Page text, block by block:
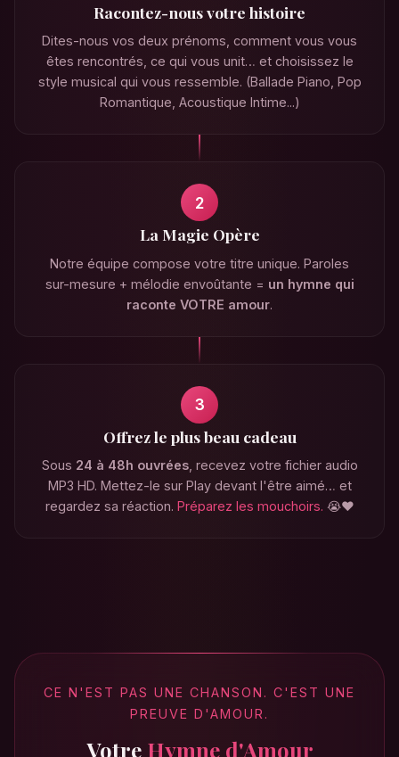
Racontez-nous votre histoire
Dites-nous vos deux prénoms, comment vous vous
êtes rencontrés, ce qui vous unit… et choisissez le
style musical qui vous ressemble. (Ballade Piano, Pop
Romantique, Acoustique Intime...)
2
La Magie Opère
Notre équipe compose votre titre unique. Paroles
sur-mesure + mélodie envoûtante = un hymne qui
raconte VOTRE amour.
3
Offrez le plus beau cadeau
Sous 24 à 48h ouvrées, recevez votre fichier audio
MP3 HD. Mettez-le sur Play devant l'être aimé… et
regardez sa réaction. Préparez les mouchoirs. 😭❤️
CE N'EST PAS UNE CHANSON. C'EST UNE
PREUVE D'AMOUR.
Votre Hymne d'Amour